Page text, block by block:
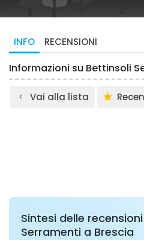
INFO RECENSIONI
Informazioni su Bettinsoli
Vai alla lista
Sintesi delle
Serramenti a Brescia